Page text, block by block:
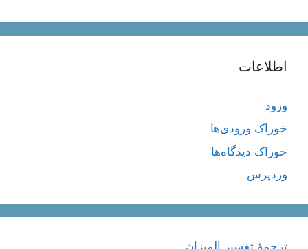
اطلاعات
ورود
خوراک ورودی‌ها
خوراک دیدگاه‌ها
وردپرس
ترجمۀ تفسیر المیزان